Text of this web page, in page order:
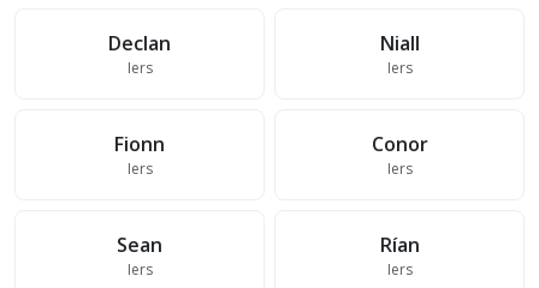
Declan
Iers
Niall
Iers
Fionn
Iers
Conor
Iers
Sean
Iers
Rían
Iers